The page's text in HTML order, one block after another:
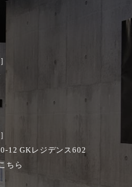
12 GKレジデンス602
ちら